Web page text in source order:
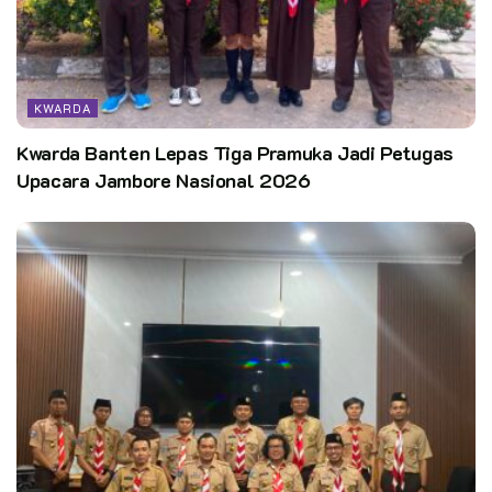
KWARDA
Kwarda Banten Lepas Tiga Pramuka Jadi Petugas
Upacara Jambore Nasional 2026